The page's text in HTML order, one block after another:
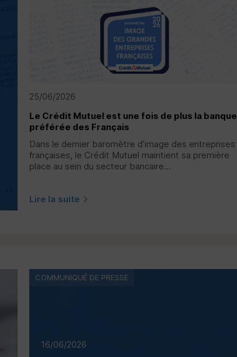
25/06/2026
Le Crédit Mutuel est une fois de plus la banque
préférée des Français
Dans le dernier baromètre d’image des entreprises
françaises, le Crédit Mutuel maintient sa première
place au sein du secteur bancaire...
Lire la suite
16/06/2026
COMMUNIQUÉ DE PRESSE